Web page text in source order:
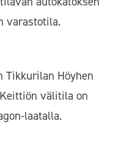
varastotila.
Tikkurilan Höyhen
välitila on
laatalla.